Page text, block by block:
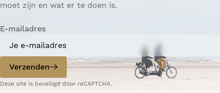
moet zijn en wat er te doen is.
E-mailadres
Verzenden
Deze site is beveiligd door reCAPTCHA.